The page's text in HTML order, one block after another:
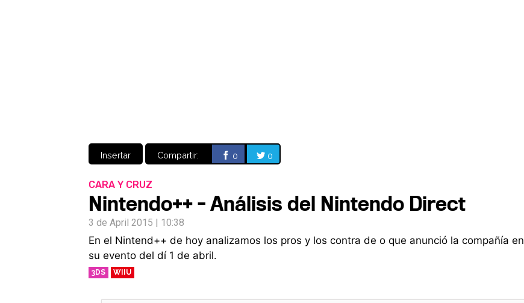
Insertar Compartir: 0 0
CARA Y CRUZ
Nintendo++ - Análisis del Nintendo Direct
3 de April 2015 | 10:38
En el Nintend++ de hoy analizamos los pros y los contra de o que anunció la compañía en
su evento del dí 1 de abril.
3DS WIIU